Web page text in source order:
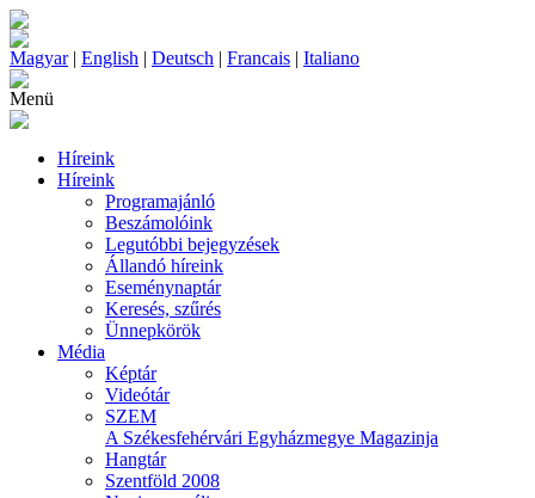
Magyar| English | Deutsch | Francais | Italiano
Menü
Híreink
Híreink
Programajánló
Beszámolóink
Legutóbbi bejegyzések
Állandó híreink
Eseménynaptár
Keresés, szűrés
Ünnepkörök
Média
Képtár
Videótár
SZEM
A Székesfehérvári Egyházmegye Magazinja
Hangtár
Szentföld 2008